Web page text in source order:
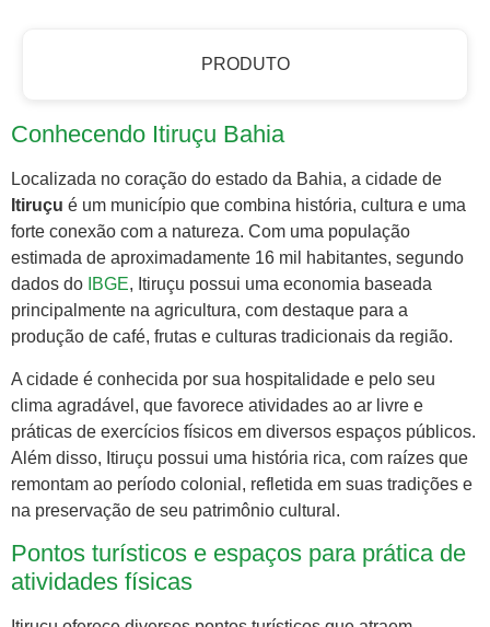
PRODUTO
Conhecendo Itiruçu Bahia
Localizada no coração do estado da Bahia, a cidade de
Itiruçu é um município que combina história, cultura e uma
forte conexão com a natureza. Com uma população
estimada de aproximadamente 16 mil habitantes, segundo
dados do IBGE, Itiruçu possui uma economia baseada
principalmente na agricultura, com destaque para a
produção de café, frutas e culturas tradicionais da região.
A cidade é conhecida por sua hospitalidade e pelo seu
clima agradável, que favorece atividades ao ar livre e
práticas de exercícios físicos em diversos espaços públicos.
Além disso, Itiruçu possui uma história rica, com raízes que
remontam ao período colonial, refletida em suas tradições e
na preservação de seu patrimônio cultural.
Pontos turísticos e espaços para prática de
atividades físicas